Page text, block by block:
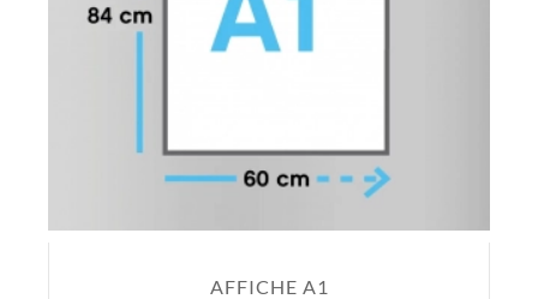
AFFICHE A1